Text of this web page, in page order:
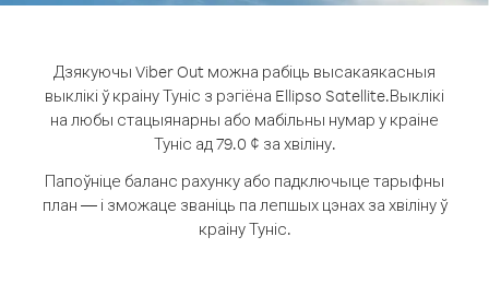
Дзякуючы Viber Out можна рабіць высакаякасныя
выклікі ў краіну Туніс з рэгіёна Ellipso Satellite.Выклікі
на любы стацыянарны або мабільны нумар у краіне
Туніс ад 79.0 ¢ за хвіліну.
Папоўніце баланс рахунку або падключыце тарыфны
план — і зможаце званіць па лепшых цэнах за хвіліну ў
краіну Туніс.